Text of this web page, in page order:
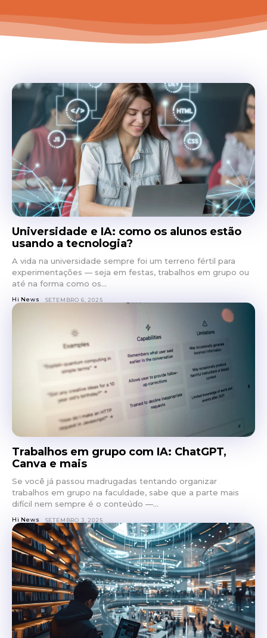
Universidade e IA: como os alunos estão
usando a tecnologia?
A vida na universidade sempre foi um terreno fértil para
experimentações — seja em festas, trabalhos em grupo ou
até na forma como os...
Hi News SETEMBRO 6, 2025
Trabalhos em grupo com IA: ChatGPT,
Canva e mais
Se você já passou madrugadas tentando organizar
trabalhos em grupo na faculdade, sabe que a parte mais
difícil nem sempre é o conteúdo —...
Hi News SETEMBRO 3, 2025